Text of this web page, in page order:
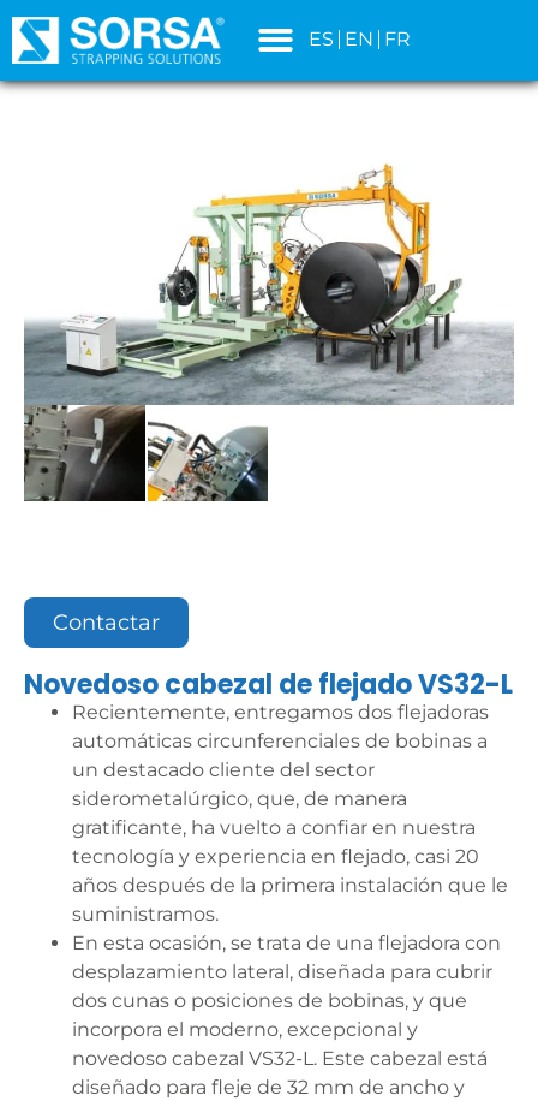
contenido
ES EN FR
Contactar
Novedoso cabezal de flejado VS32-L
Recientemente, entregamos dos flejadoras
automáticas circunferenciales de bobinas a
un destacado cliente del sector
siderometalúrgico, que, de manera
gratificante, ha vuelto a confiar en nuestra
tecnología y experiencia en flejado, casi 20
años después de la primera instalación que le
suministramos.
En esta ocasión, se trata de una flejadora con
desplazamiento lateral, diseñada para cubrir
dos cunas o posiciones de bobinas, y que
incorpora el moderno, excepcional y
novedoso cabezal VS32-L. Este cabezal está
diseñado para fleje de 32 mm de ancho y